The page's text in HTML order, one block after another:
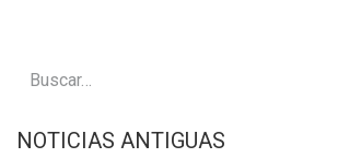
NOTICIAS ANTIGUAS